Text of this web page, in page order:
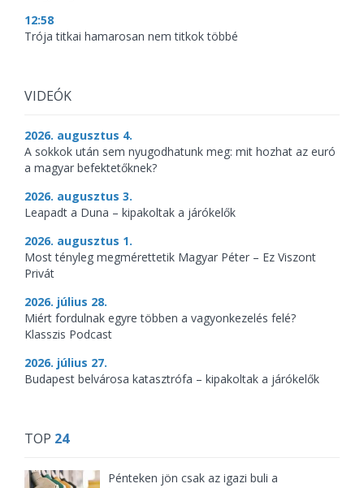
12:58
Trója titkai hamarosan nem titkok többé
VIDEÓK
2026. augusztus 4.
A sokkok után sem nyugodhatunk meg: mit hozhat az euró
a magyar befektetőknek?
2026. augusztus 3.
Leapadt a Duna – kipakoltak a járókelők
2026. augusztus 1.
Most tényleg megmérettetik Magyar Péter – Ez Viszont
Privát
2026. július 28.
Miért fordulnak egyre többen a vagyonkezelés felé?
Klasszis Podcast
2026. július 27.
Budapest belvárosa katasztrófa – kipakoltak a járókelők
TOP 24
Pénteken jön csak az igazi buli a